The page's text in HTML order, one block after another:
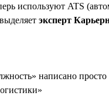
используют ATS
эксперт
написано